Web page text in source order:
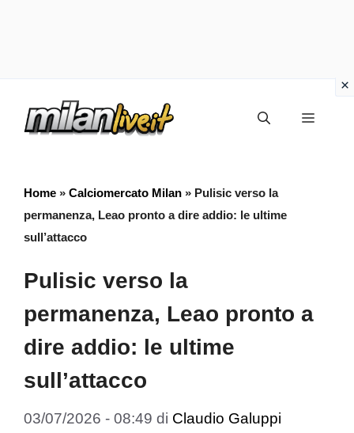
Menu
Home » Calciomercato Milan » Pulisic verso la
permanenza, Leao pronto a dire addio: le ultime
sull’attacco
Pulisic verso la
permanenza, Leao pronto a
dire addio: le ultime
sull’attacco
03/07/2026 - 08:49 di Claudio Galuppi